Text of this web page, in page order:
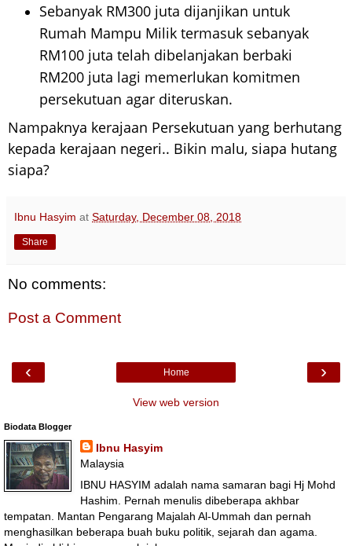
Sebanyak RM300 juta dijanjikan untuk
Rumah Mampu Milik termasuk sebanyak
RM100 juta telah dibelanjakan berbaki
RM200 juta lagi memerlukan komitmen
persekutuan agar diteruskan.
Nampaknya kerajaan Persekutuan yang berhutang
kepada kerajaan negeri.. Bikin malu, siapa hutang
siapa?
Ibnu Hasyim at Saturday, December 08, 2018
Share
No comments:
Post a Comment
‹ ›
Home
View web version
Biodata Blogger
Ibnu Hasyim
Malaysia
IBNU HASYIM adalah nama samaran bagi Hj Mohd
Hashim. Pernah menulis dibeberapa akhbar
tempatan. Mantan Pengarang Majalah Al-Ummah dan pernah
menghasilkan beberapa buah buku politik, sejarah dan agama.